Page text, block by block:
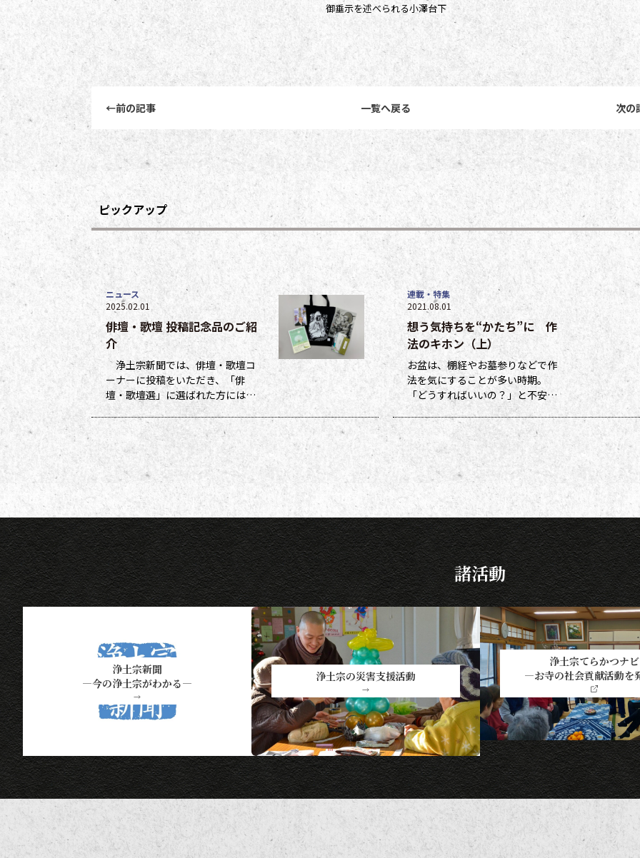
御垂示を述べられる小澤台下
←前の記事 一覧へ戻る 次の
ピックアップ
俳壇・歌壇 投稿記念品のご紹
介
浄土宗新聞では、俳壇・歌壇コ
ーナーに投稿をいただき、「俳
壇・歌壇選」に選ばれた方には５
ポイント、他掲載になった方には
１ポイントを贈呈しています。ポ
イントは貯まった数に応じて、浄
土宗新聞オリジナルグッズなどの
景品と交換できます（交換・発送
は下記一覧表通知のタイミングに
なります）。 ポイント保有者の
方には、半年に一度、ポイント数
とともに記念品一覧表を送付いた
し
ニュース
2025.02.01
想う気持ちを“かたち”に 作
法のキホン（上）
お盆は、棚経やお墓参りなどで作
法を気にすることが多い時期。
「どうすればいいの？」と不安に
なる方も多いのではないでしょう
か。作法ばかり気にしていては、
ご先祖さまやご本尊さまとしっか
りと向き合えません。今号から２
回にわたって紹介する浄土宗の作
法の基本をおさえ、大切な方と向
き合い、よりよい時間を過ごしま
しょう。 袈裟のつけ方 お参りや法
要の時に、ぜひ身に着けていた
連載・特集
2021.08.01
諸活動
浄土宗新聞
―今の浄土宗がわかる―
→
浄土宗の災害支援活動
→
浄土宗てらかつナビ
―お寺の社会貢献活動を